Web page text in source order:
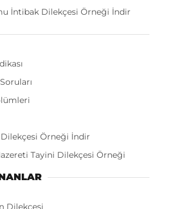
İntibak Dilekçesi Örneği İndir
Örneği İndir
Tayini Dilekçesi Örneği
Dilekçesi